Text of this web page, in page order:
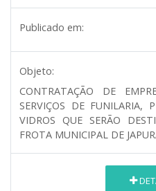
Publicado em:
Objeto:
CONTRATAÇÃO DE
SERVIÇOS DE FUNILARIA,
VIDROS QUE SERÃO
FROTA MUNICIPAL DE